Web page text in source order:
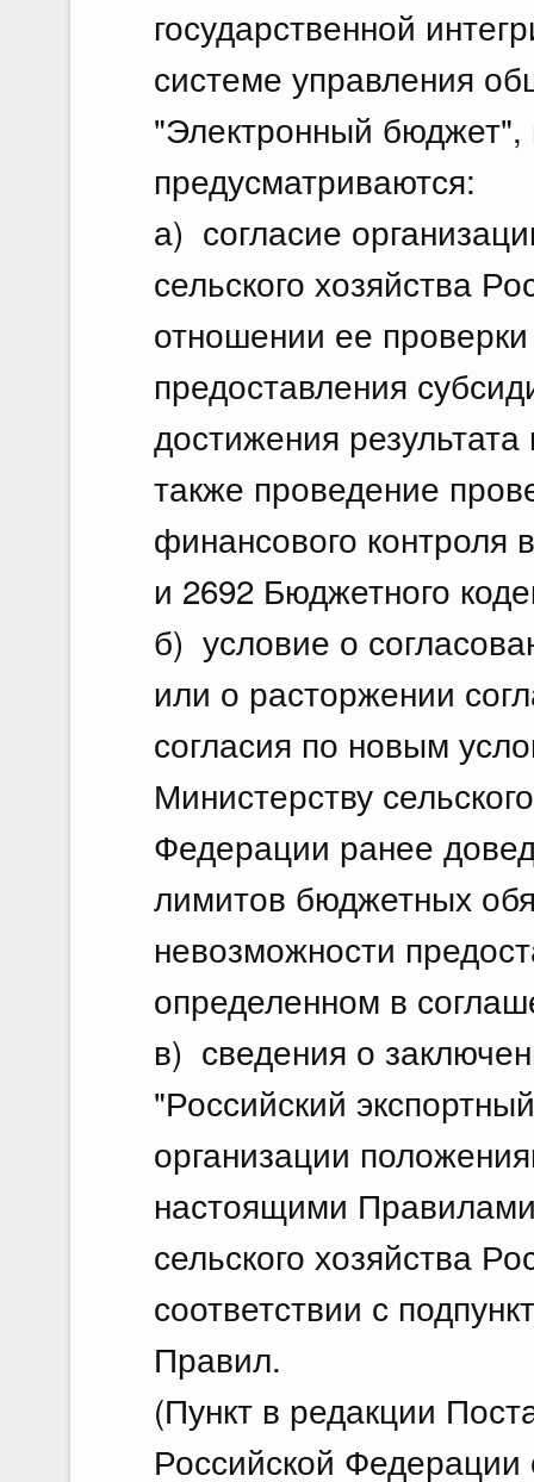
государственной
системе управления
"Электронный бюджет",
предусматриваются:
а) согласие
сельского хозяйства
отношении ее
предоставления
достижения
также проведение
финансового контроля
и 2692 Бюджетного
б) условие о
или о расторжении
согласия по новым
Министерству
Федерации ранее
лимитов бюджетных
невозможности
определенном в
в) сведения о
"Российский
организации
настоящими
сельского хозяйства
соответствии с
Правил.
(Пункт в редакции
Российской